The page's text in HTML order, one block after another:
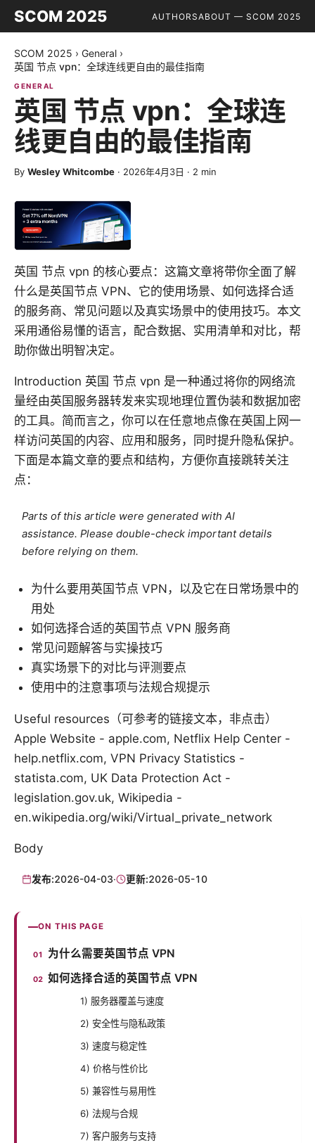
SCOM 2025 AUTHORSABOUT — SCOM 2025
SCOM 2025 › General ›
英国 节点 vpn：全球连线更自由的最佳指南
GENERAL
英国 节点 vpn：全球连
线更自由的最佳指南
By Wesley Whitcombe · 2026年4月3日 · 2 min
英国 节点 vpn 的核心要点：这篇文章将带你全面了解
什么是英国节点 VPN、它的使用场景、如何选择合适
的服务商、常见问题以及真实场景中的使用技巧。本文
采用通俗易懂的语言，配合数据、实用清单和对比，帮
助你做出明智决定。
Introduction 英国 节点 vpn 是一种通过将你的网络流
量经由英国服务器转发来实现地理位置伪装和数据加密
的工具。简而言之，你可以在任意地点像在英国上网一
样访问英国的内容、应用和服务，同时提升隐私保护。
下面是本篇文章的要点和结构，方便你直接跳转关注
点：
Parts of this article were generated with AI
assistance. Please double-check important details
before relying on them.
为什么要用英国节点 VPN，以及它在日常场景中的
用处
如何选择合适的英国节点 VPN 服务商
常见问题解答与实操技巧
真实场景下的对比与评测要点
使用中的注意事项与法规合规提示
Useful resources（可参考的链接文本，非点击）
Apple Website - apple.com, Netflix Help Center -
help.netflix.com, VPN Privacy Statistics -
statista.com, UK Data Protection Act -
legislation.gov.uk, Wikipedia -
en.wikipedia.org/wiki/Virtual_private_network
Body
发布:2026-04-03· 更新:2026-05-10
ON THIS PAGE
为什么需要英国节点 VPN
如何选择合适的英国节点 VPN
1) 服务器覆盖与速度
2) 安全性与隐私政策
3) 速度与稳定性
4) 价格与性价比
5) 兼容性与易用性
6) 法规与合规
7) 客户服务与支持